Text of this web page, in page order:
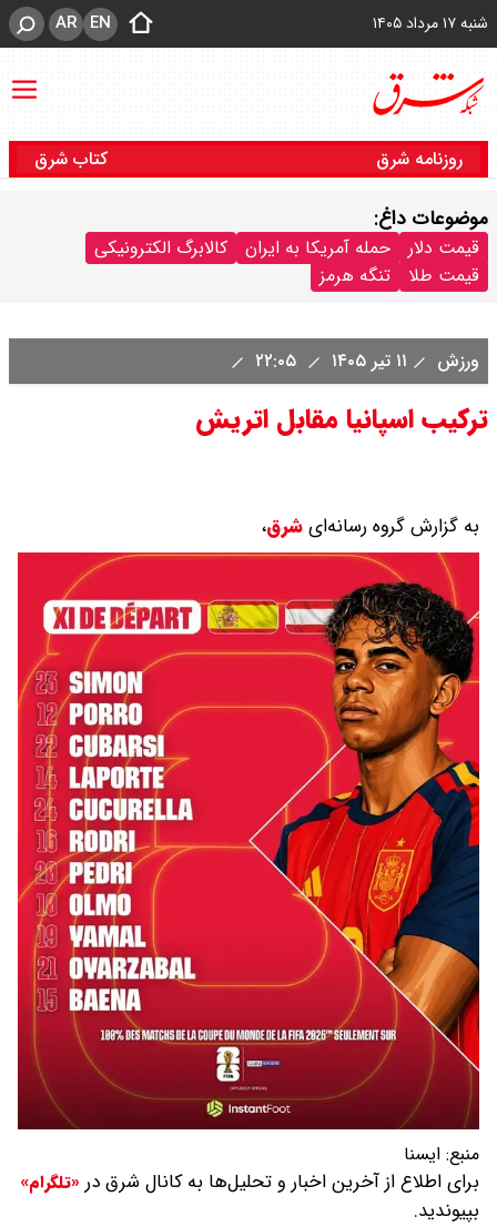
شنبه ۱۷ مرداد ۱۴۰۵ EN
AR
روزنامه شرق کتاب شرق
موضوعات داغ:
قیمت دلار حمله آمریکا به ایران
کالابرگ الکترونیکی
قیمت طلا
تنگه هرمز
ورزش ۱۱ تیر ۱۴۰۵
ترکیب اسپانیا مقابل اتریش
به گزارش گروه رسانه‌ایشرق،
منبع: ايسنا
برای اطلاع از آخرین اخبار و تحلیل‌ها به کانال شرق در «تلگرام»
بپیوندید.